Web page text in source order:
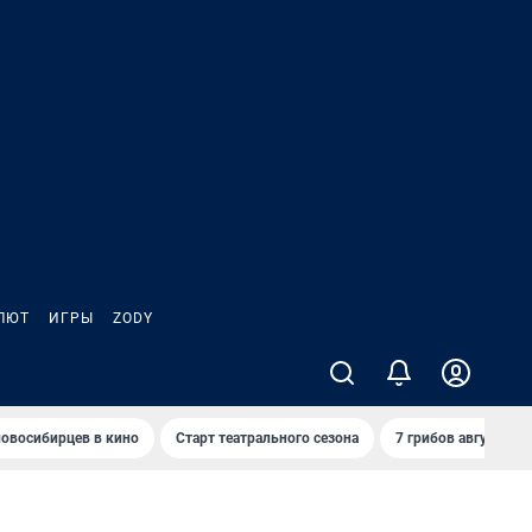
ИГРЫ ZODY
в кино Старт театрального сезона 7 грибов августа